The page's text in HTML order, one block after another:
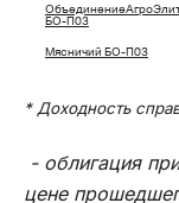
БО-П03
Мясничий БО-П03
* Доходность
- облигация
цене